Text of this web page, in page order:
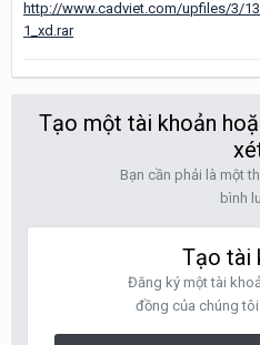
http://www.cadviet.com/upfiles/3/
1_xd.rar
Tạo một tài khoản
Bạn cần phải là một
bình
Tạo tài
Đăng ký một tài
đồng của chúng